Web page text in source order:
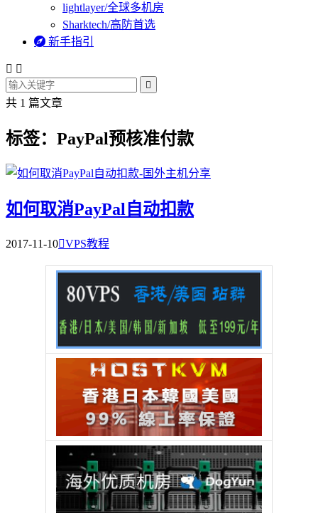
lightlayer/全球多机房
Sharktech/高防首选
 新手指引
 

共 1 篇文章
标签：PayPal预核准付款
如何取消PayPal自动扣款
2017-11-10VPS教程